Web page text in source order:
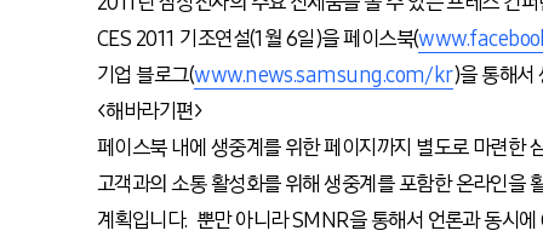
CES 2011 기조연설(1월 6일)을 페이스북(
기업 블로그(www.news.samsung.com/kr)을 통해서
<해바라기편>
페이스북 내에 생중계를 위한 페이지까지 별도로 마련한
고객과의 소통 활성화를 위해 생중계를 포함한 온라인을
계획입니다. 뿐만 아니라 SMNR을 통해서 언론과 동시